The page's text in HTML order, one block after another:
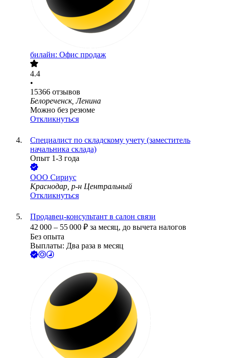
билайн: Офис продаж
4.4
•
15366 отзывов
Белореченск, Ленина
Можно без резюме
Откликнуться
Специалист по складскому учету (заместитель
начальника склада)
Опыт 1-3 года
ООО Сириус
Краснодар, р-н Центральный
Откликнуться
Продавец-консультант в салон связи
42 000 – 55 000 ₽ за месяц, до вычета налогов
Без опыта
Выплаты: Два раза в месяц